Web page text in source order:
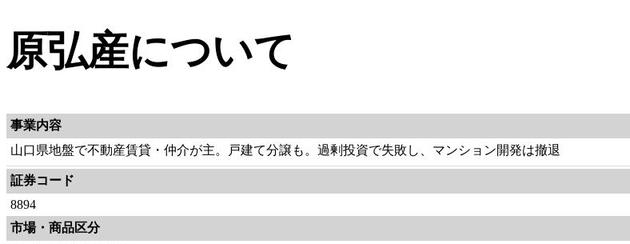
原弘産について
事業内容
山口県地盤で不動産賃貸・仲介が主。戸建て分譲も。過剰投資で失敗し、マンション開発は撤退
証券コード
8894
市場・商品区分